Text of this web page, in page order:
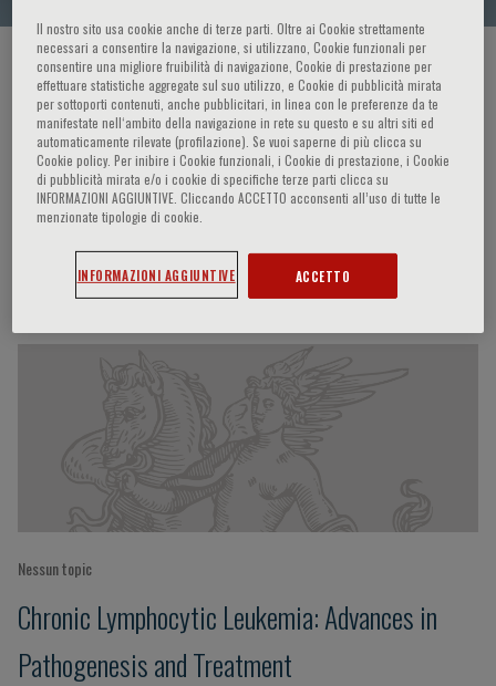
HOME PAGE / CORSI ED EVENTI / RELATORE
Gianluca Gaidano
Partecipazioni del relatore
Nessun topic
Chronic Lymphocytic Leukemia: Advances in
Pathogenesis and Treatment
Il nostro sito usa cookie anche di terze parti. Oltre ai Cookie strettamente
necessari a consentire la navigazione, si utilizzano, Cookie funzionali per
consentire una migliore fruibilità di navigazione, Cookie di prestazione per
effettuare statistiche aggregate sul suo utilizzo, e Cookie di pubblicità mirata
per sottoporti contenuti, anche pubblicitari, in linea con le preferenze da te
manifestate nell‘ambito della navigazione in rete su questo e su altri siti ed
automaticamente rilevate (profilazione). Se vuoi saperne di più clicca su
Cookie policy. Per inibire i Cookie funzionali, i Cookie di prestazione, i Cookie
di pubblicità mirata e/o i cookie di specifiche terze parti clicca su
INFORMAZIONI AGGIUNTIVE. Cliccando ACCETTO acconsenti all’uso di tutte le
menzionate tipologie di cookie.
INFORMAZIONI AGGIUNTIVE ACCETTO